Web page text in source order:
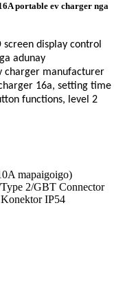
portable ev charger nga
screen display control
adunay
charger manufacturer
16a, setting time
functions, level 2
mapaigoigo)
2/GBT Connector
IP54